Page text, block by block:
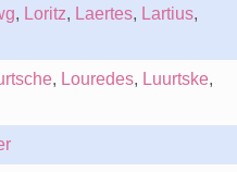
, Loritz, Laertes, Lartius,
, Louredes, Luurtske,